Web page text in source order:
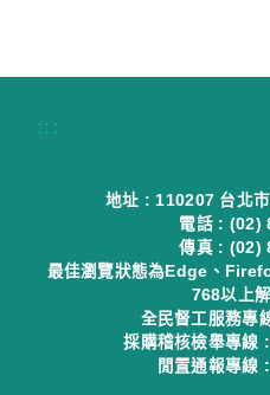
:::
地址 : 110207 台北
電話 : (02)
傳真 : (02)
最佳瀏覽狀態為Edge、
768以上
全民督工服務專
採購稽核檢舉專線
閒置通報專線